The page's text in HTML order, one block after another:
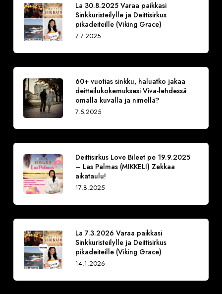
La 30.8.2025 Varaa paikkasi
Sinkkuristeilylle ja Deittisirkus
pikadeiteille (Viking Grace)
7.7.2025
60+ vuotias sinkku, haluatko jakaa
deittailukokemuksesi Viva-lehdessä
omalla kuvalla ja nimellä?
7.5.2025
Deittisirkus Love Bileet pe 19.9.2025
– Las Palmas (MIKKELI) Zekkaa
aikataulu!
17.8.2025
La 7.3.2026 Varaa paikkasi
Sinkkuristeilylle ja Deittisirkus
pikadeiteille (Viking Grace)
14.1.2026